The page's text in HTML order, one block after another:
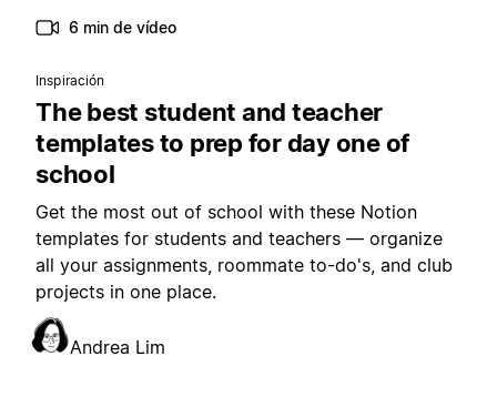
6 min de vídeo
Inspiración
The best student and teacher
templates to prep for day one of
school
Get the most out of school with these Notion
templates for students and teachers — organize
all your assignments, roommate to-do's, and club
projects in one place.
Andrea Lim